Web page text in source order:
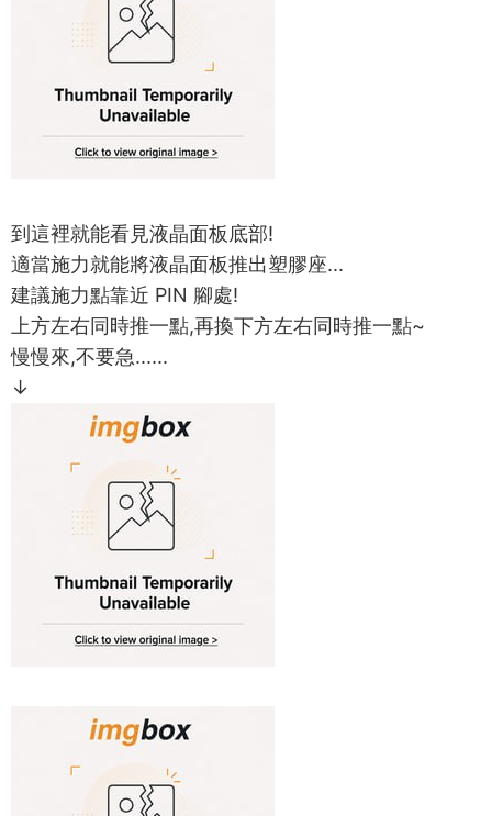
到這裡就能看見液晶面板底部!
適當施力就能將液晶面板推出塑膠座...
建議施力點靠近 PIN 腳處!
上方左右同時推一點,再換下方左右同時推一點~
慢慢來,不要急......
↓